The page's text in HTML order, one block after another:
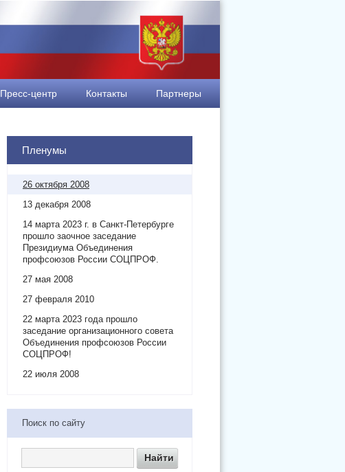
Пресс-центр Контакты Партнеры
Пленумы
26 октября 2008
13 декабря 2008
14 марта 2023 г. в Санкт-Петербурге
прошло заочное заседание
Президиума Объединения
профсоюзов России СОЦПРОФ.
27 мая 2008
27 февраля 2010
22 марта 2023 года прошло
заседание организационного совета
Объединения профсоюзов России
СОЦПРОФ!
22 июля 2008
Поиск по сайту